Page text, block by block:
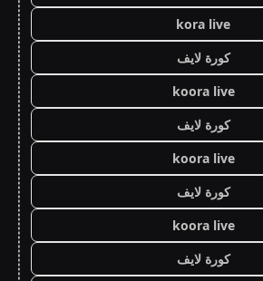
kora live
كورة لايف
koora live
كورة لايف
koora live
كورة لايف
koora live
كورة لايف